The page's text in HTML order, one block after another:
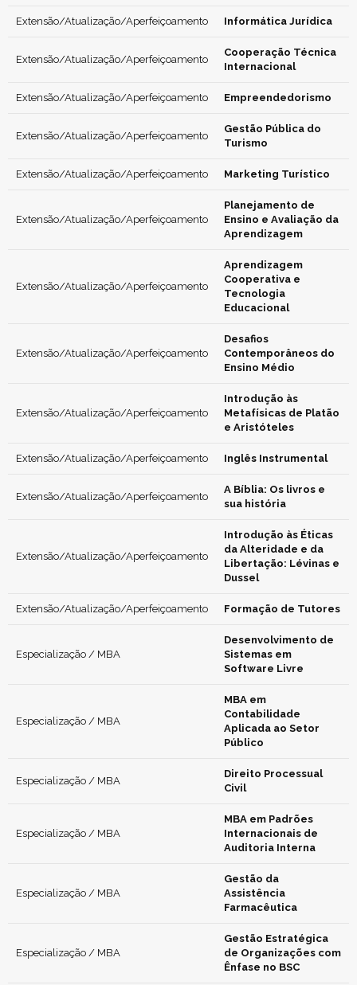
Extensão/Atualização/Aperfeiçoamento Informática Jurídica
Extensão/Atualização/Aperfeiçoamento
Cooperação Técnica
Internacional
Extensão/Atualização/Aperfeiçoamento Empreendedorismo
Extensão/Atualização/Aperfeiçoamento
Gestão Pública do
Turismo
Extensão/Atualização/Aperfeiçoamento Marketing Turístico
Extensão/Atualização/Aperfeiçoamento
Planejamento de
Ensino e Avaliação da
Aprendizagem
Extensão/Atualização/Aperfeiçoamento
Aprendizagem
Cooperativa e
Tecnologia
Educacional
Extensão/Atualização/Aperfeiçoamento
Desafios
Contemporâneos do
Ensino Médio
Extensão/Atualização/Aperfeiçoamento
Introdução às
Metafísicas de Platão
e Aristóteles
Extensão/Atualização/Aperfeiçoamento Inglês Instrumental
Extensão/Atualização/Aperfeiçoamento
A Bíblia: Os livros e
sua história
Extensão/Atualização/Aperfeiçoamento
Introdução às Éticas
da Alteridade e da
Libertação: Lévinas e
Dussel
Extensão/Atualização/Aperfeiçoamento Formação de Tutores
Especialização / MBA
Desenvolvimento de
Sistemas em
Software Livre
Especialização / MBA
MBA em
Contabilidade
Aplicada ao Setor
Público
Especialização / MBA
Direito Processual
Civil
Especialização / MBA
MBA em Padrões
Internacionais de
Auditoria Interna
Especialização / MBA
Gestão da
Assistência
Farmacêutica
Especialização / MBA
Gestão Estratégica
de Organizações com
Ênfase no BSC